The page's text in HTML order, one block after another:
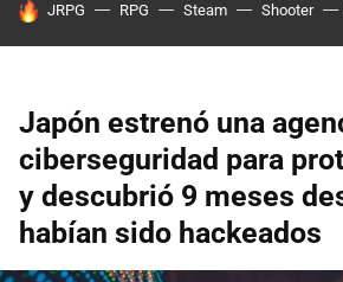
HOY SE HABLA DE
JRPG RPG Steam Shooter
Japón estrenó una
ciberseguridad para
y descubrió 9 meses
habían sido hackeados